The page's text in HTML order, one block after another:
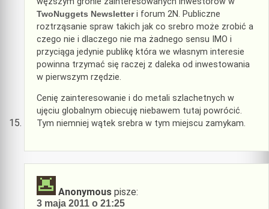
TwoNuggets Newsletteri forum 2N. Publiczne
roztrząsanie spraw takich jak co srebro może zrobić a
czego nie i dlaczego nie ma żadnego sensu IMO i
przyciąga jedynie publikę która we własnym interesie
powinna trzymać się raczej z daleka od inwestowania
w pierwszym rzędzie.
Cenię zainteresowanie i do metali szlachetnych w
ujęciu globalnym obiecuję niebawem tutaj powrócić.
Tym niemniej wątek srebra w tym miejscu zamykam.
Anonymous pisze:
3 maja 2011 o 21:25